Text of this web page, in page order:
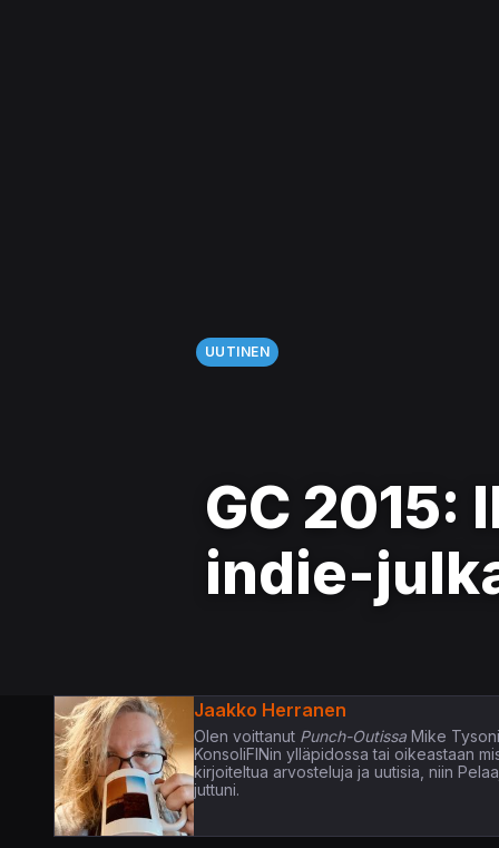
UUTINEN
GC 2015:
indie-
Jaakko Herranen
Olen voittanut Punch-Outissa Mike
KonsoliFINin ylläpidossa tai oikeastaan
kirjoiteltua arvosteluja ja uutisia, niin
juttuni.